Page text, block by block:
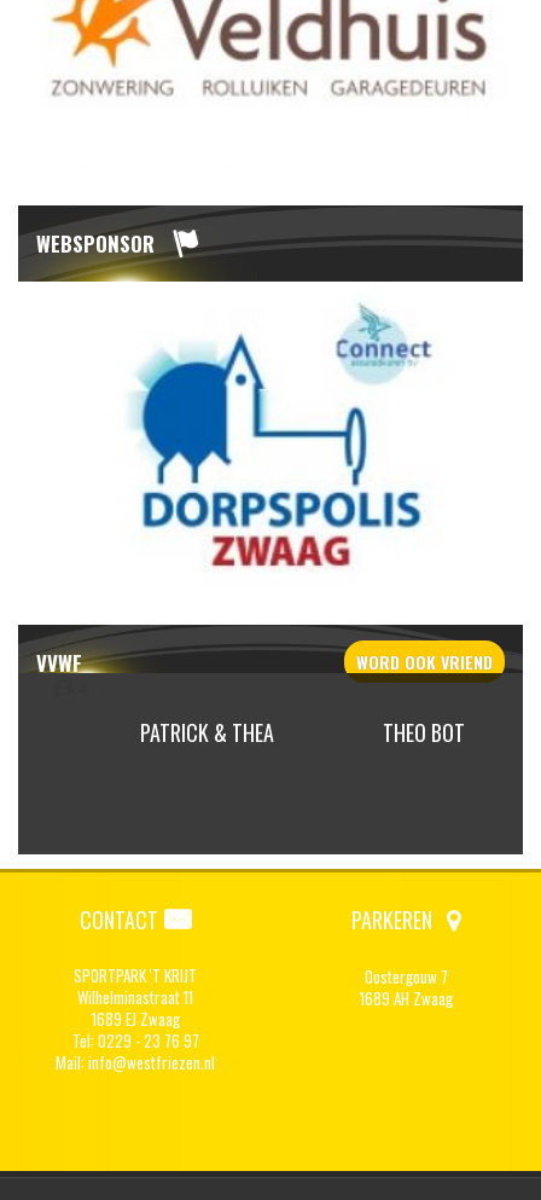
WEBSPONSOR
VVWF WORD OOKVRIEND
PATRICK & THEA THEO BOT
CONTACT
SPORTPARK 'T KRIJT
Wilhelminastraat 11
1689 EJ Zwaag
Tel: 0229 - 23 76 97
Mail:info@westfriezen.nl
PARKEREN
Oostergouw 7
1689 AH Zwaag